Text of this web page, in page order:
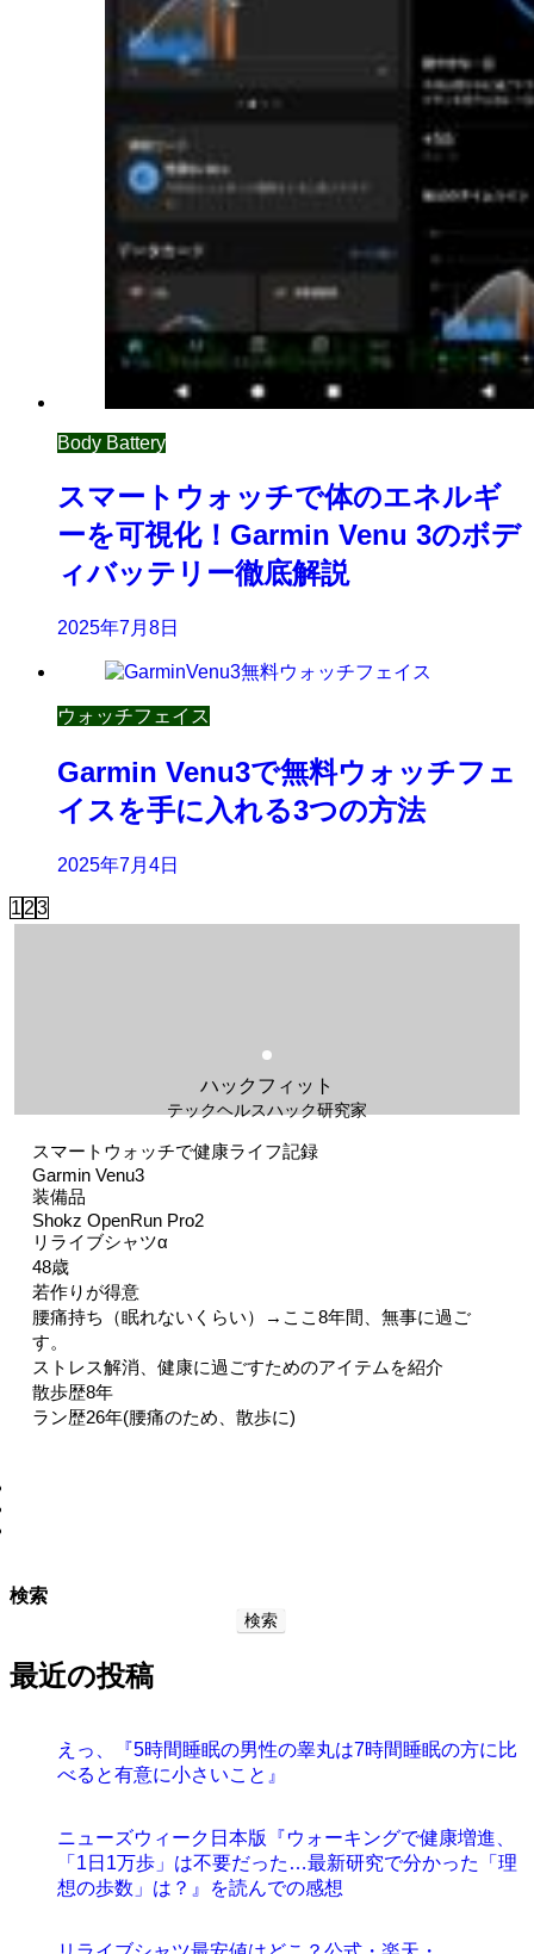
Body Battery
スマートウォッチで体のエネルギ
ーを可視化！Garmin Venu 3のボデ
ィバッテリー徹底解説
2025年7月8日
ウォッチフェイス
Garmin Venu3で無料ウォッチフェ
イスを手に入れる3つの方法
2025年7月4日
1 23
ハックフィット
テックヘルスハック研究家
スマートウォッチで健康ライフ記録
Garmin Venu3
装備品
Shokz OpenRun Pro2
リライブシャツα
48歳
若作りが得意
腰痛持ち（眠れないくらい）→ここ8年間、無事に過ご
す。
ストレス解消、健康に過ごすためのアイテムを紹介
散歩歴8年
ラン歴26年(腰痛のため、散歩に)
検索
検索
最近の投稿
えっ、『5時間睡眠の男性の睾丸は7時間睡眠の方に比
べると有意に小さいこと』
ニューズウィーク日本版『ウォーキングで健康増進、
「1日1万歩」は不要だった…最新研究で分かった「理
想の歩数」は？』を読んでの感想